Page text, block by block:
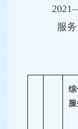
服
综